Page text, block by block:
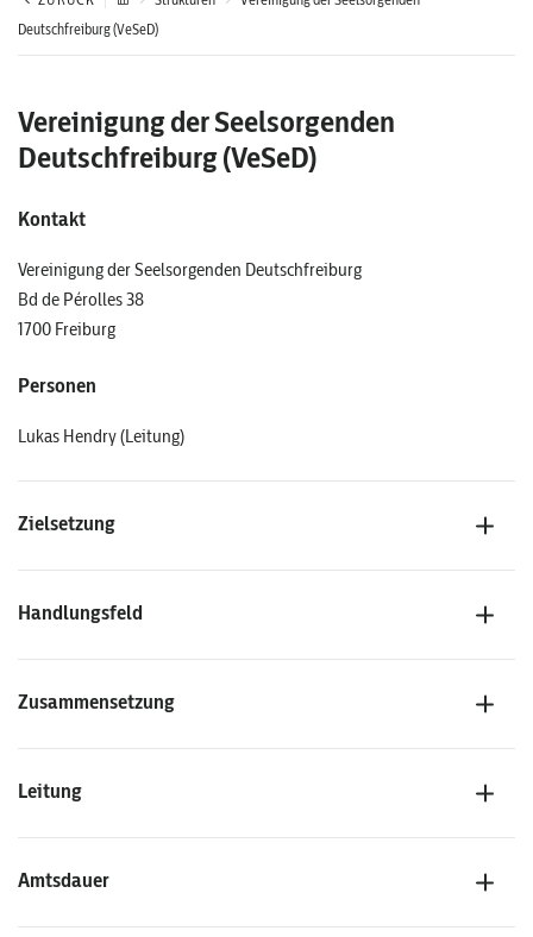
Deutschfreiburg (VeSeD)
Vereinigung der Seelsorgenden
Deutschfreiburg (VeSeD)
Kontakt
Vereinigung der Seelsorgenden Deutschfreiburg
Bd de Pérolles 38
1700 Freiburg
Personen
Lukas Hendry (Leitung)
Zielsetzung
Handlungsfeld
Zusammensetzung
Leitung
Amtsdauer